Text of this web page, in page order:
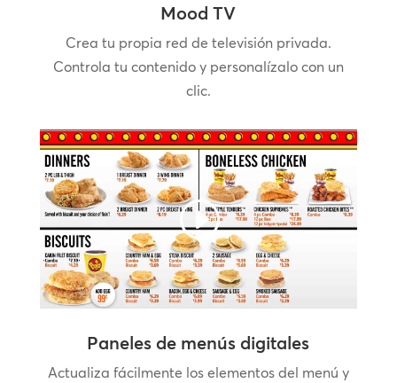
Mood TV
Crea tu propia red de televisión privada.
Controla tu contenido y personalízalo con un
clic.
Paneles de menús digitales
Actualiza fácilmente los elementos del menú y